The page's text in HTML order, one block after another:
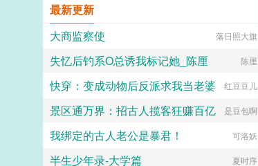
最新更新
大商监察使
落日照大旗
失忆后钓系O总诱我标记她_陈厘 陈厘
快穿：变成动物后反派求我当老婆 红豆豆儿
景区通万界：招古人揽客狂赚百亿 是豆包啊
我绑定的古人老公是暴君！ 可洛妖
半生少年录-大学篇 夏时序